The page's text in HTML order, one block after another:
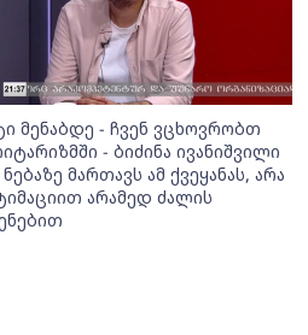
მენაბდე - ჩვენ ვცხოვრობთ
- ბიძინა ივანიშვილი
მართავს ამ ქვეყანას, არა
არამედ ძალის